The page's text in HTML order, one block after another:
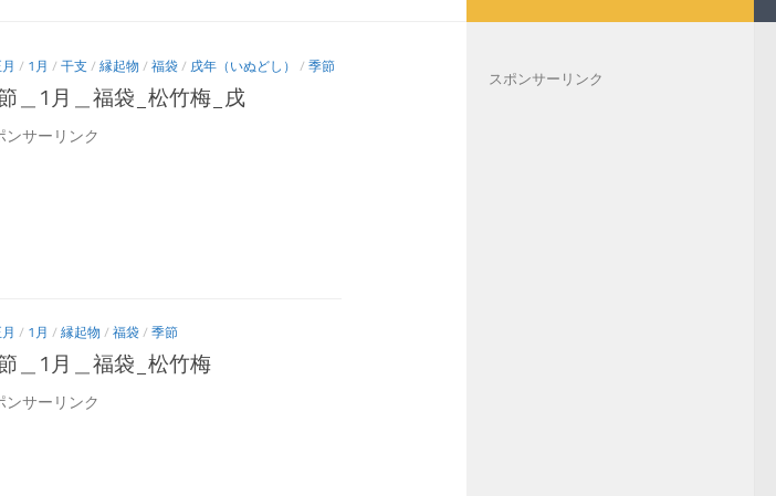
/ 1月 / 干支 / 縁起物 / 福袋 / 戌年（いぬどし） / 季節
＿1月＿福袋_松竹梅_戌
ンサーリンク
/ 1月 / 縁起物 / 福袋 / 季節
＿1月＿福袋_松竹梅
ンサーリンク
スポンサーリンク